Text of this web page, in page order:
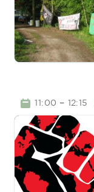
TIME11:00 – 12:15